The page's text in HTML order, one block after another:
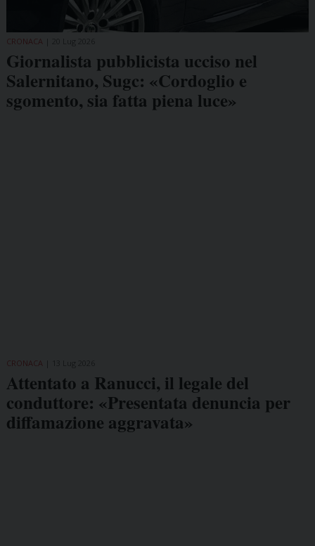
CRONACA
Giornalista pubblicista ucciso nel
Salernitano, Sugc: «Cordoglio e
sgomento, sia fatta piena luce»
CRONACA
Attentato a Ranucci, il legale del
conduttore: «Presentata denuncia per
diffamazione aggravata»